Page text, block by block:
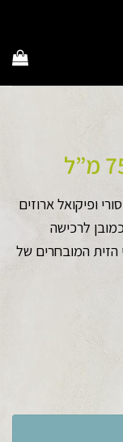
ופיקואל ארוזים
לרכישה
הזית המובחרים של